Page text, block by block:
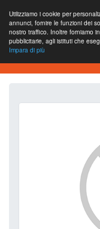
Utilizziamo i cookie per
annunci, fornire le funzioni dei
nostro traffico. Inoltre forniamo
pubblicitarie, agli istituti che
Impara di più
SEO Analytics